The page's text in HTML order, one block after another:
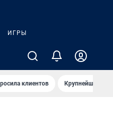
ИГРЫ
клиентов Крупнейшие